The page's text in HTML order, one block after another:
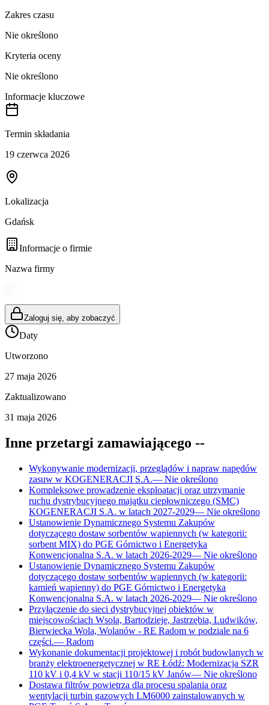
Zakres czasu
Nie określono
Kryteria oceny
Nie określono
Informacje kluczowe
Termin składania
19 czerwca 2026
Lokalizacja
Gdańsk
Informacje o firmie
Nazwa firmy
Zaloguj się, aby zobaczyć
Daty
Utworzono
27 maja 2026
Zaktualizowano
31 maja 2026
Inne przetargi zamawiającego --
Wykonywanie modernizacji, przeglądów i napraw napędów
zasuw w KOGENERACJI S.A.— Nie określono
Kompleksowe prowadzenie eksploatacji oraz utrzymanie
ruchu dystrybucyjnego majątku ciepłowniczego (SMC)
KOGENERACJI S.A. w latach 2027-2029— Nie określono
Ustanowienie Dynamicznego Systemu Zakupów
dotyczącego dostaw sorbentów wapiennych (w kategorii:
sorbent MIX) do PGE Górnictwo i Energetyka
Konwencjonalna S.A. w latach 2026-2029— Nie określono
Ustanowienie Dynamicznego Systemu Zakupów
dotyczącego dostaw sorbentów wapiennych (w kategorii:
kamień wapienny) do PGE Górnictwo i Energetyka
Konwencjonalna S.A. w latach 2026-2029— Nie określono
Przyłączenie do sieci dystrybucyjnej obiektów w
miejscowościach Wsola, Bartodzieje, Jastrzębia, Ludwików,
Bierwiecka Wola, Wolanów - RE Radom w podziale na 6
części.— Radom
Wykonanie dokumentacji projektowej i robót budowlanych w
branży elektroenergetycznej w RE Łódź: Modernizacja SZR
110 kV i 0,4 kV w stacji 110/15 kV Janów— Nie określono
Dostawa filtrów powietrza dla procesu spalania oraz
wentylacji turbin gazowych LM6000 zainstalowanych w